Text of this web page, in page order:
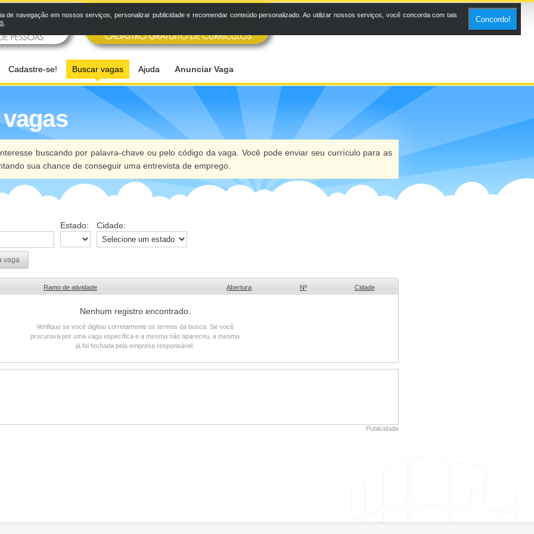
Cadastre-se! Buscar vagas Ajuda Anunciar Vaga
buscando por palavra-chave ou pelo código da vaga. Você pode enviar seu currículo para as
sua chance de conseguir uma entrevista de emprego.
Estado: Cidade:
vaga
Ramo de atividade Abertura Nº Cidade
Nenhum registro encontrado.
Verifique se você digitou corretamente os termos da busca. Se você
procurava por uma vaga específica e a mesma não apareceu, a mesma
já foi fechada pela empresa responsável.
Publicidade
navegação em nossos serviços, personalizar publicidade e recomendar conteúdo personalizado. Ao utilizar nossos serviços, você concorda com tais
Concordo!